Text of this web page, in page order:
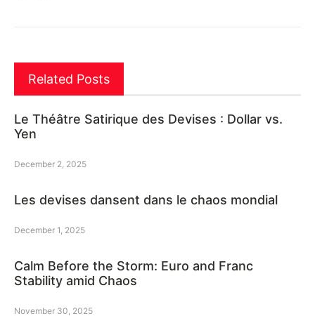
Related Posts
Le Théâtre Satirique des Devises : Dollar vs.
Yen
December 2, 2025
Les devises dansent dans le chaos mondial
December 1, 2025
Calm Before the Storm: Euro and Franc
Stability amid Chaos
November 30, 2025